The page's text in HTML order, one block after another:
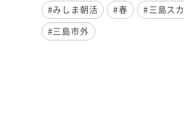
#みしま朝活
#春
#三島ス
#三島市外